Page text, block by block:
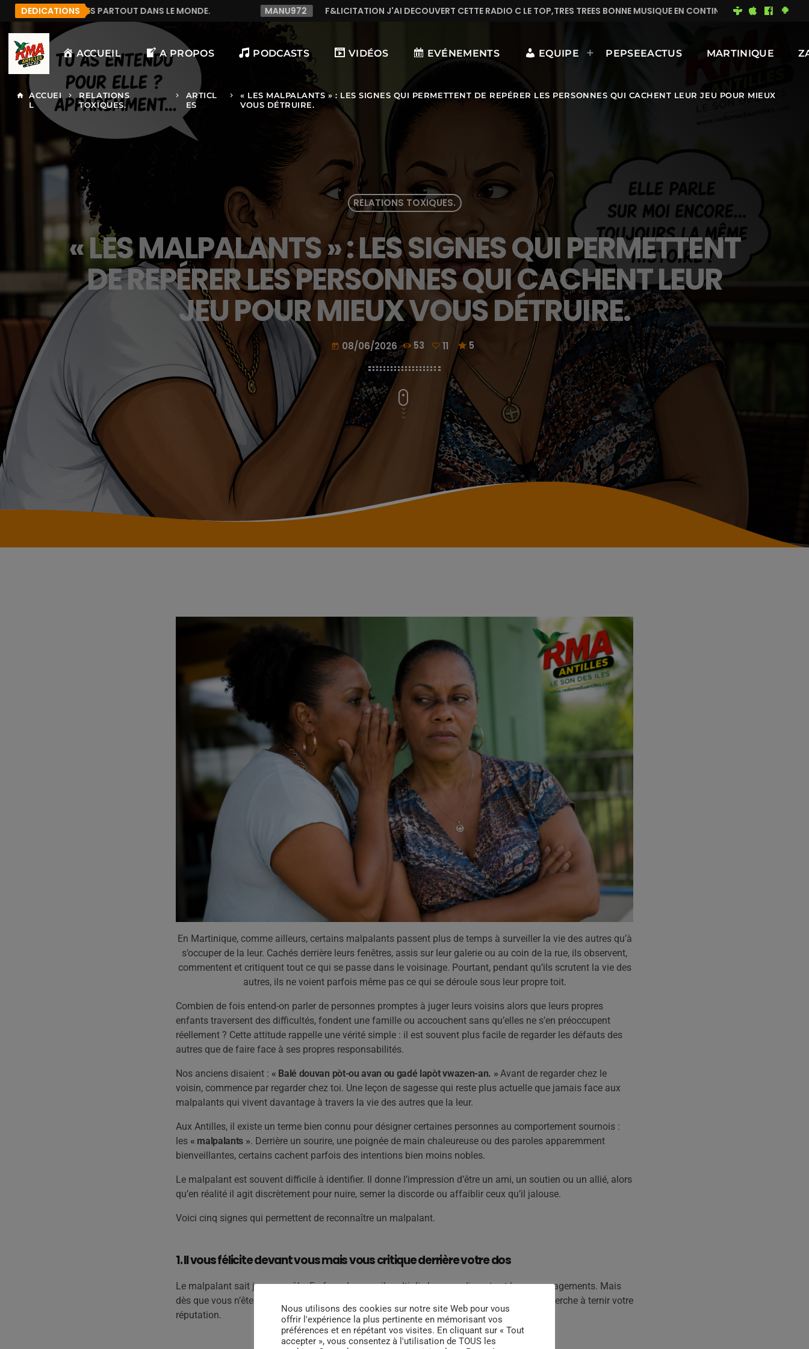
DEDICATIONS
RMA ANTILLES PARTOUT DANS LE MONDE. MANU972 F&LICITATION J'AI DECOUVERT CETTE RADIO C LE TOP,TRES TREES BONNE MUSIQUE EN CONTINUE MIMI DU
ACCUEIL A PROPOS PODCASTS VIDÉOS EVÉNEMENTS EQUIPE PEPSEEACTUS MARTINIQUE
home
ACCUEI
L
keyboard_arrow_right
RELATIONS
TOXIQUES.
keyboard_arrow_right
ARTICL
ES
keyboard_arrow_right
« LES MALPALANTS » : LES SIGNES QUI PERMETTENT DE REPÉRER LES PERSONNES QUI CACHENT LEUR JEU POUR MIEUX
VOUS DÉTRUIRE.
RELATIONS TOXIQUES.
« LES MALPALANTS » : LES SIGNES QUI PERMETTENT
DE REPÉRER LES PERSONNES QUI CACHENT LEUR
JEU POUR MIEUX VOUS DÉTRUIRE.
today 08/06/2026 53 11 5
En Martinique, comme ailleurs, certains malpalants passent plus de temps à surveiller la vie des autres qu’à
s’occuper de la leur. Cachés derrière leurs fenêtres, assis sur leur galerie ou au coin de la rue, ils observent,
commentent et critiquent tout ce qui se passe dans le voisinage. Pourtant, pendant qu’ils scrutent la vie des
autres, ils ne voient parfois même pas ce qui se déroule sous leur propre toit.
Combien de fois entend-on parler de personnes promptes à juger leurs voisins alors que leurs propres
enfants traversent des difficultés, fondent une famille ou accouchent sans qu’elles ne s’en préoccupent
réellement ? Cette attitude rappelle une vérité simple : il est souvent plus facile de regarder les défauts des
autres que de faire face à ses propres responsabilités.
Nos anciens disaient : « Balé douvan pòt-ou avan ou gadé lapòt vwazen-an. » Avant de regarder chez le
voisin, commence par regarder chez toi. Une leçon de sagesse qui reste plus actuelle que jamais face aux
malpalants qui vivent davantage à travers la vie des autres que la leur.
Aux Antilles, il existe un terme bien connu pour désigner certaines personnes au comportement sournois :
les « malpalants ». Derrière un sourire, une poignée de main chaleureuse ou des paroles apparemment
bienveillantes, certains cachent parfois des intentions bien moins nobles.
Le malpalant est souvent difficile à identifier. Il donne l’impression d’être un ami, un soutien ou un allié, alors
qu’en réalité il agit discrètement pour nuire, semer la discorde ou affaiblir ceux qu’il jalouse.
Voici cinq signes qui permettent de reconnaître un malpalant.
1. Il vous félicite devant vous mais vous critique derrière votre dos
Le malpalant sait jouer un rôle. En face de vous, il multiplie les compliments et les encouragements. Mais
dès que vous n’êtes plus là, il dénigre votre travail, remet en cause vos compétences ou cherche à ternir votre
réputation.
Nous utilisons des cookies sur notre site Web pour vous
offrir l'expérience la plus pertinente en mémorisant vos
préférences et en répétant vos visites. En cliquant sur « Tout
accepter », vous consentez à l'utilisation de TOUS les